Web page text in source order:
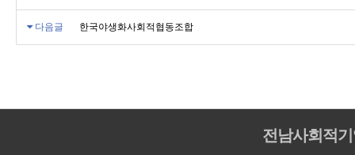
다음글 한국야생화사회적협동조합
전남사회적